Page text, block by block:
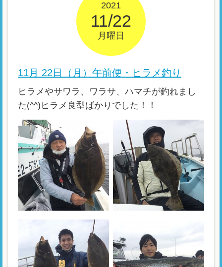
2021
11/22
月曜日
11月 22日（月）午前便・ヒラメ釣り
ヒラメやサワラ、ワラサ、ハマチが釣れまし
た(^^)ヒラメ良型ばかりでした！！